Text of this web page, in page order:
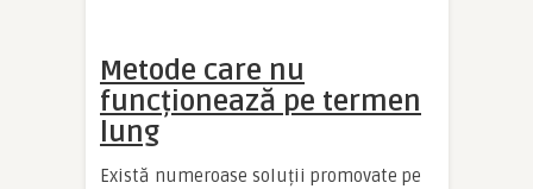
Metode care nu
funcționează pe termen
lung
Există numeroase soluții promovate pe